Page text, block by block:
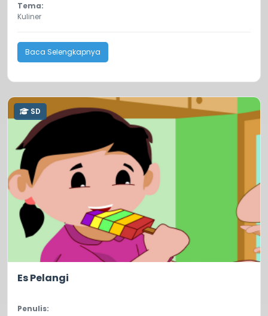
Tema:
Kuliner
Baca Selengkapnya
SD
Es Pelangi
Penulis: